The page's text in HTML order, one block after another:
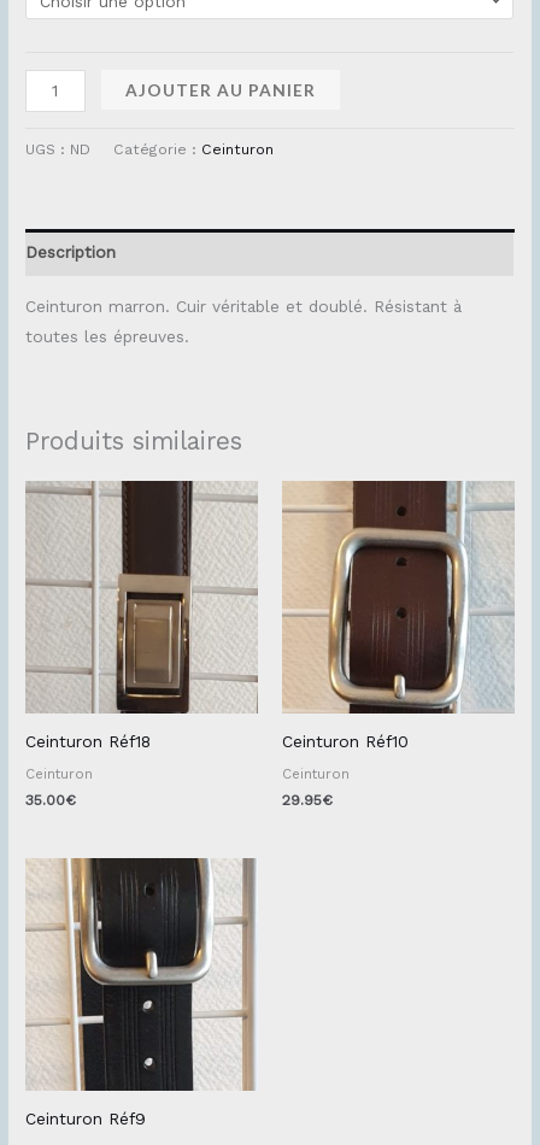
AJOUTER AU PANIER
UGS : ND Catégorie : Ceinturon
Description
Ceinturon marron. Cuir véritable et doublé. Résistant à
toutes les épreuves.
Produits similaires
Ceinturon Réf18
Ceinturon
35.00€
Ceinturon Réf10
Ceinturon
29.95€
Ceinturon Réf9